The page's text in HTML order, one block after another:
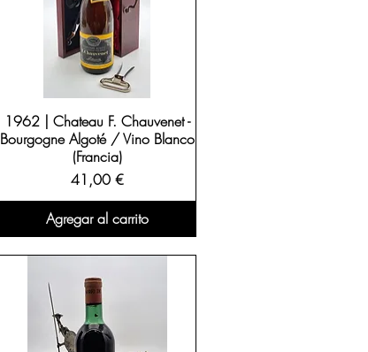
1962 | Chateau F. Chauvenet -
Bourgogne Algoté / Vino Blanco
(Francia)
Precio
41,00 €
Agregar al carrito